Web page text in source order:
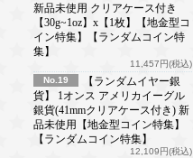
新品未使用 クリアケース付き
【30g~1oz】x【1枚】【地金型コ
イン特集】【ランダムコイン特
集】
11,457円(税込)
No.19
【ランダムイヤー銀
貨】 1オンス アメリカイーグル
銀貨(41mmクリアケース付き) 新
品未使用【地金型コイン特集】
【ランダムコイン特集】
12,109円(税込)